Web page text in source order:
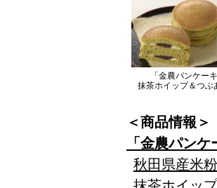
「金農パンケーキ
抹茶ホイップ＆つぶ
＜商品情報＞
「金農パン
秋田県産米粉